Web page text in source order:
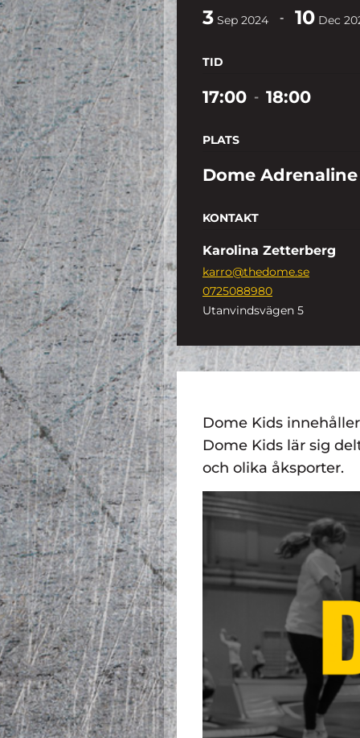
3 Sep 2024 - 10 Dec
TID
17:00 - 18:00
PLATS
Dome
KONTAKT
Karolina Zetterberg
karro@thedome.se
0725088980
Utanvindsvägen 5
Dome Kids
Dome Kids lär sig
och olika åksporter.